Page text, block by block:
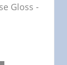
Gloss -